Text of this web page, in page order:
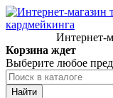
Интернет-
Корзина ждет
Выберите любое
Найти